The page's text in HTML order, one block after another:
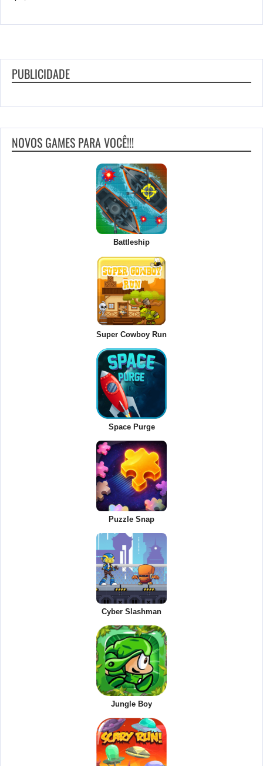
PUBLICIDADE
NOVOS GAMES PARA VOCÊ!!!
Battleship
Super Cowboy Run
Space Purge
Puzzle Snap
Cyber Slashman
Jungle Boy